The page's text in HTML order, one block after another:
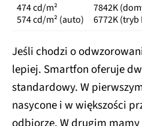
474 cd/m²
574 cd/m² (auto)
7842K
6772K
Jeśli chodzi o
lepiej. Smartfon oferuje
standardowy. W
nasycone i w większości